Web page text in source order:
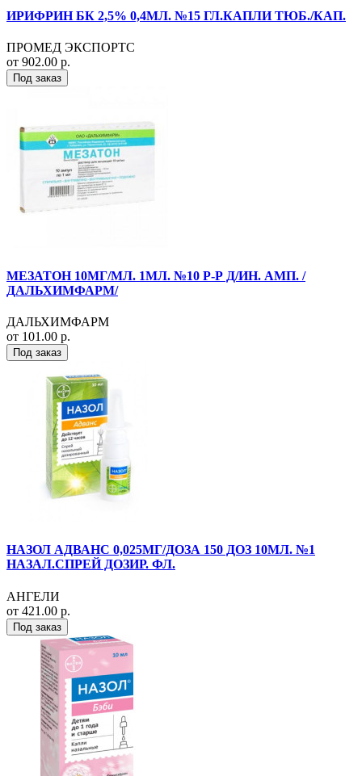
ИРИФРИН БК 2,5% 0,4МЛ. №15 ГЛ.КАПЛИ ТЮБ./КАП.
ПРОМЕД ЭКСПОРТС
от 902.00 р.
Под заказ
МЕЗАТОН 10МГ/МЛ. 1МЛ. №10 Р-Р Д/ИН. АМП. /
ДАЛЬХИМФАРМ/
ДАЛЬХИМФАРМ
от 101.00 р.
Под заказ
НАЗОЛ АДВАНС 0,025МГ/ДОЗА 150 ДОЗ 10МЛ. №1
НАЗАЛ.СПРЕЙ ДОЗИР. ФЛ.
АНГЕЛИ
от 421.00 р.
Под заказ